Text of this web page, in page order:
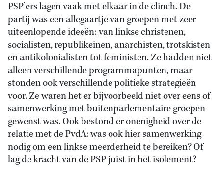
PSP’ers lagen vaak met elkaar in de clinch. De
partij was een allegaartje van groepen met zeer
uiteenlopende ideeën: van linkse christenen,
socialisten, republikeinen, anarchisten, trotskisten
en antikolonialisten tot feministen. Ze hadden niet
alleen verschillende programmapunten, maar
stonden ook verschillende politieke strategieën
voor. Ze waren het er bijvoorbeeld niet over eens of
samenwerking met buitenparlementaire groepen
gewenst was. Ook bestond er onenigheid over de
relatie met de PvdA: was ook hier samenwerking
nodig om een linkse meerderheid te bereiken? Of
lag de kracht van de PSP juist in het isolement?